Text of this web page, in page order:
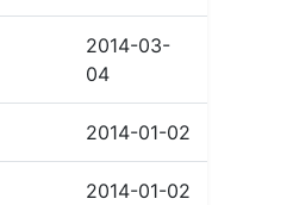
2014-03-
04
2014-01-02
2014-01-02